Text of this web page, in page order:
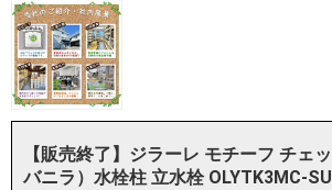
【販売終了】ジラーレ モチーフ チェ
バニラ）水栓柱 立水栓 OLYTK3MC-